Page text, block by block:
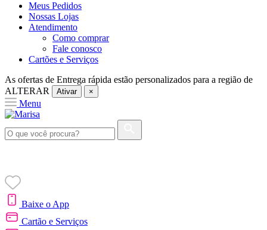
Meus Pedidos
Nossas Lojas
Atendimento
Como comprar
Fale conosco
Cartões e Serviços
As ofertas de Entrega rápida estão personalizados para a região de
ALTERAR
Ativar ×
Menu
Baixe o App
Cartão e Serviços